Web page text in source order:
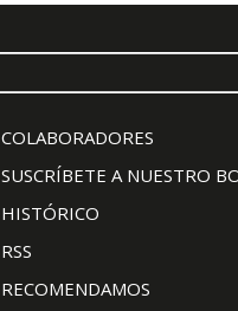
COLABORADORES
SUSCRÍBETE A NUESTRO
HISTÓRICO
RSS
RECOMENDAMOS